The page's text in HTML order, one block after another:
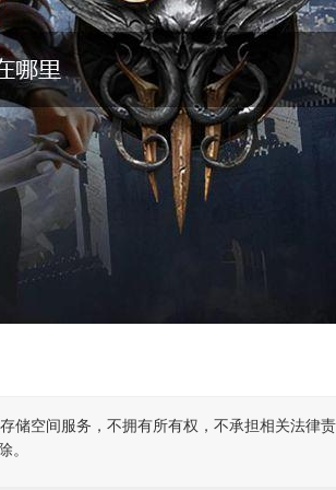
空间服务，不拥有所有权，不承担相关法律
。